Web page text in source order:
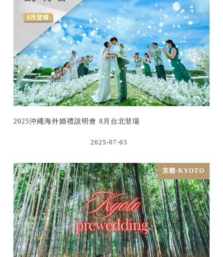
2025沖繩海外婚禮說明會 8月台北登場
2025-07-03
京都-KYOTO